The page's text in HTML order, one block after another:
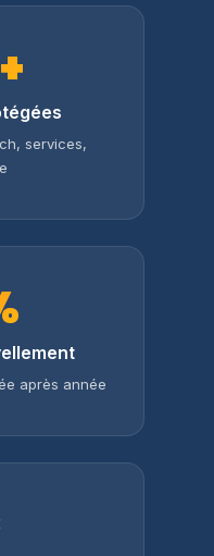
services,
après année